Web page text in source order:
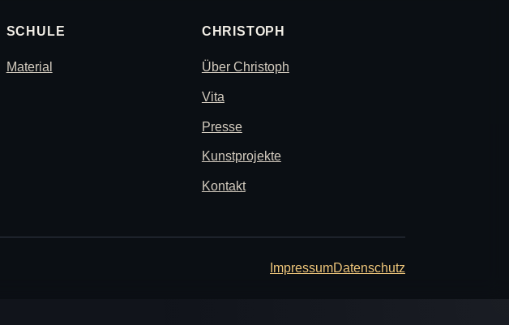
SCHULE
Material
CHRISTOPH
Über Christoph
Vita
Presse
Kunstprojekte
Kontakt
ImpressumDatenschutz